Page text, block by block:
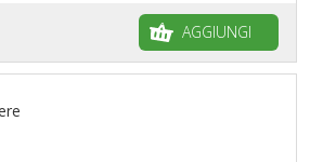
AGGIUNGI